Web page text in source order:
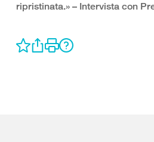
ripristinata.» – Intervista con